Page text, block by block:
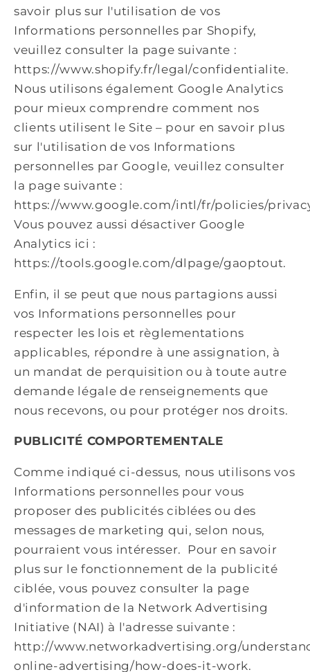
savoir plus sur l'utilisation de vos
Informations personnelles par Shopify,
veuillez consulter la page suivante :
https://www.shopify.fr/legal/confidentialite.
Nous utilisons également Google Analytics
pour mieux comprendre comment nos
clients utilisent le Site – pour en savoir plus
sur l'utilisation de vos Informations
personnelles par Google, veuillez consulter
la page suivante :
https://www.google.com/intl/fr/policies/
Vous pouvez aussi désactiver Google
Analytics ici :
https://tools.google.com/dlpage/gaoptout.
Enfin, il se peut que nous partagions aussi
vos Informations personnelles pour
respecter les lois et règlementations
applicables, répondre à une assignation, à
un mandat de perquisition ou à toute autre
demande légale de renseignements que
nous recevons, ou pour protéger nos droits.
PUBLICITÉ COMPORTEMENTALE
Comme indiqué ci-dessus, nous utilisons vos
Informations personnelles pour vous
proposer des publicités ciblées ou des
messages de marketing qui, selon nous,
pourraient vous intéresser. Pour en savoir
plus sur le fonctionnement de la publicité
ciblée, vous pouvez consulter la page
d'information de la Network Advertising
Initiative (NAI) à l'adresse suivante :
http://www.networkadvertising.org/
online-advertising/how-does-it-work.